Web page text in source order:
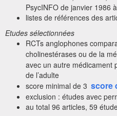
PsycINFO de janvier 1986
listes de références des
Etudes sélectionnées
RCTs anglophones
cholinestérases ou de la
avec un autre médicament
de l’adulte
score minimal de 3 score
exclusion : études avec
au total 96 articles, 59